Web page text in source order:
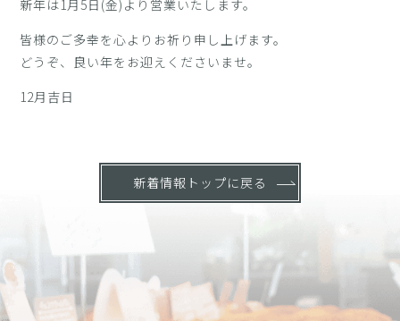
新年は1月5日(金)より営業いたします。
皆様のご多幸を心よりお祈り申し上げます。
どうぞ、良い年をお迎えくださいませ。
12月吉日
新着情報トップに戻る